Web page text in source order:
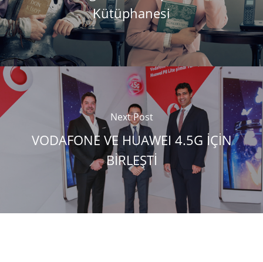
Kütüphanesi
Next Post
VODAFONE VE HUAWEI 4.5G İÇİN
BİRLEŞTİ